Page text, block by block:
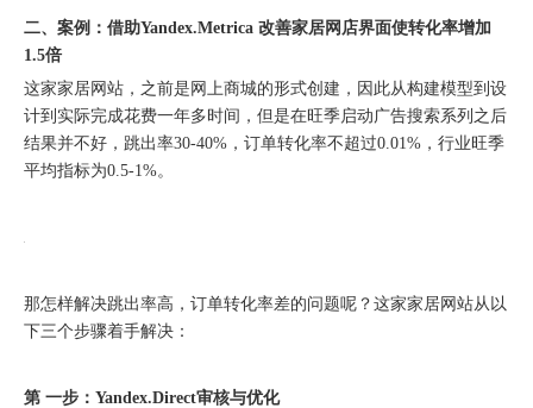
二、案例：借助Yandex.Metrica 改善家居网店界面使转化率增加
1.5倍
这家家居网站，之前是网上商城的形式创建，因此从构建模型到设
计到实际完成花费一年多时间，但是在旺季启动广告搜索系列之后
结果并不好，跳出率30-40%，订单转化率不超过0.01%，行业旺季
平均指标为0.5-1%。
那怎样解决跳出率高，订单转化率差的问题呢？这家家居网站从以
下三个步骤着手解决：
第 一步：Yandex.Direct审核与优化